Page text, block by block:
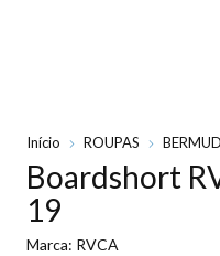
Início ROUPAS
Boardshort
19
Marca: RVCA